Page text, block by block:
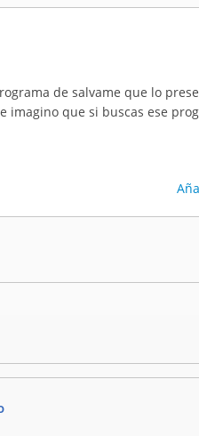
de salvame que lo
imagino que si buscas ese